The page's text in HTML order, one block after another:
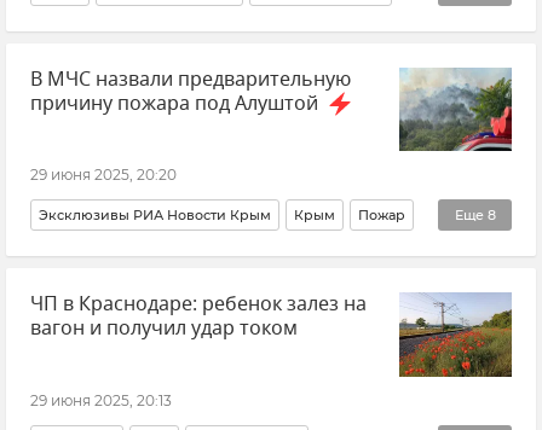
Крым Ветераны СВО Инвалидность
Новости Крыма Общество Хоккей
Бюджет Крыма
В МЧС назвали предварительную
причину пожара под Алуштой
29 июня 2025, 20:20
Еще 8
Эксклюзивы РИА Новости Крым Крым Пожар
МЧС Крыма ГУ МЧС РФ по Республике Крым
Происшествия Новости Крыма Природа
ЧП в Краснодаре: ребенок залез на
вагон и получил удар током
29 июня 2025, 20:13